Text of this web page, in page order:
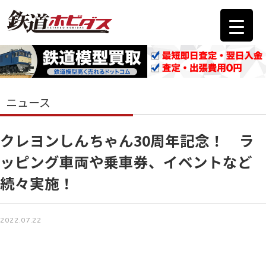
ニュース
クレヨンしんちゃん30周年記念！ ラ
ッピング車両や乗車券、イベントなど
続々実施！
2022.07.22